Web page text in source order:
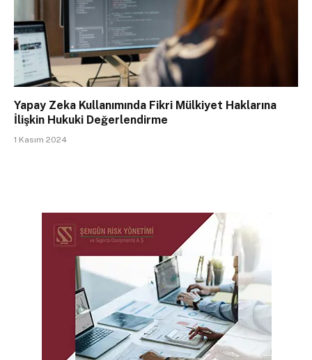
Yapay Zeka Kullanımında Fikri Mülkiyet Haklarına
İlişkin Hukuki Değerlendirme
1 Kasım 2024